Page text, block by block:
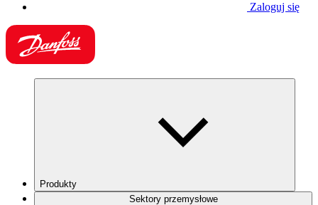
Zaloguj się
Produkty
Sektory przemysłowe